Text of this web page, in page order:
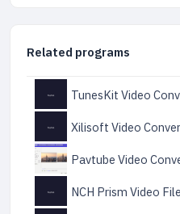
Related programs
TunesKit Video
Xilisoft Video
Pavtube Video
NCH Prism Video